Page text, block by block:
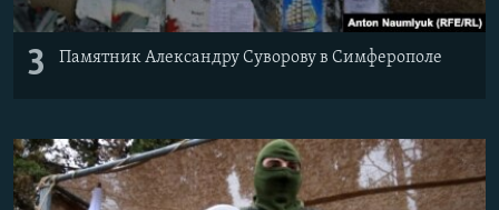
3 Памятник Александру Суворову в Симферополе